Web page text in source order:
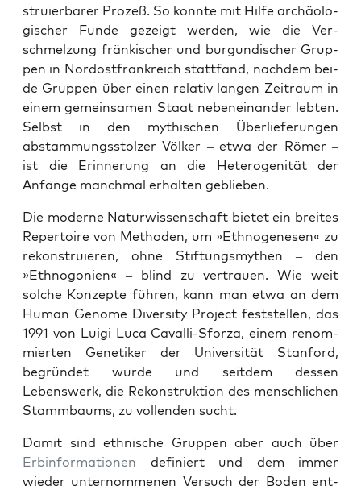
stru­ier­bar­er Prozeß. So kon­nte mit Hil­fe archäol­o­
gis­ch­er Funde gezeigt wer­den, wie die Ver­
schmelzung fränkisch­er und bur­gundis­ch­er Grup­
pen in Nor­dost­frankre­ich stat­tfand, nach­dem bei­
de Grup­pen über einen rel­a­tiv lan­gen Zeitraum in
einem gemein­samen Staat nebeneinan­der lebten.
Selb­st in den mythis­chen Über­liefer­un­gen
abstam­mungsstolz­er Völk­er – etwa der Römer –
ist die Erin­nerung an die Het­ero­gen­ität der
Anfänge manch­mal erhal­ten geblieben.
Die mod­erne Natur­wis­senschaft bietet ein bre­ites
Reper­toire von Meth­o­d­en, um »Ethno­gene­sen« zu
rekon­stru­ieren, ohne Stiftungsmythen – den
»Ethno­go­nien« – blind zu ver­trauen. Wie weit
solche Konzepte führen, kann man etwa an dem
Human Genome Diver­si­ty Project fest­stellen, das
1991 von Lui­gi Luca Cav­al­li-Sforza, einem renom­
mierten Genetik­er der Uni­ver­sität Stan­ford,
begrün­det wurde und seit­dem dessen
Lebenswerk, die Rekon­struk­tion des men­schlichen
Stamm­baums, zu vol­len­den sucht.
Damit sind eth­nis­che Grup­pen aber auch über
Erbin­for­ma­tio­nen definiert und dem immer
wieder unter­nomme­nen Ver­such der Boden ent­